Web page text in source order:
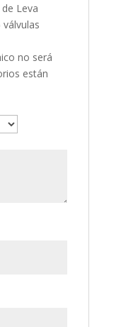
Leva
válvulas
no será
están